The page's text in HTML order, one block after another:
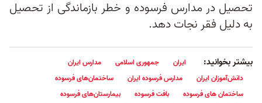
تحصیل در مدارس فرسوده و خطر بازماندگی از تحصیل
به دلیل فقر نجات دهد.
بیشتر بخوانید: ایران جمهوری اسلامی
مدارس ایران
دانش‌آموزان ایران
مدارس فرسوده ایران
ساختمان‌های فرسوده
ساختمان های فرسوده
بافت فرسوده
بیمارستان‌های فرسوده